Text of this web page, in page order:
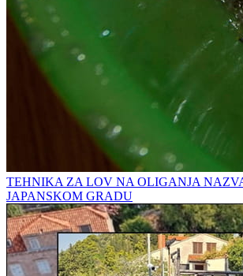
TEHNIKA ZA LOV NA OLIGANJA
JAPANSKOM GRADU